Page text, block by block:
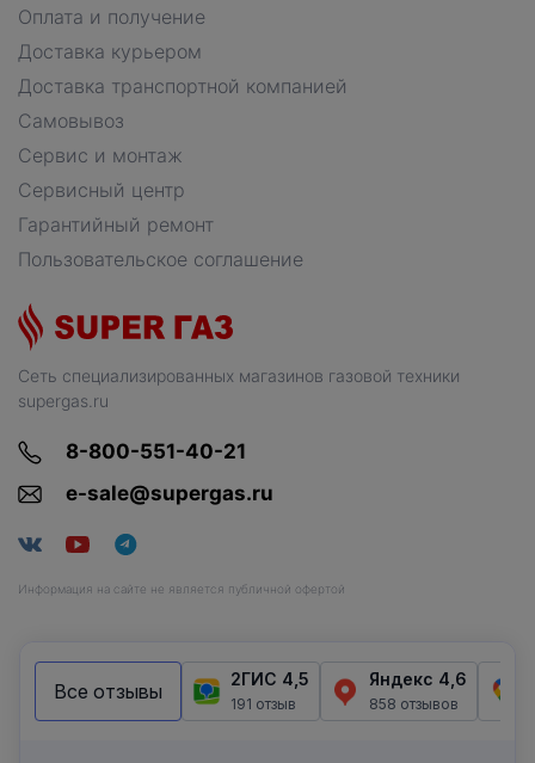
Сеть специализированных магазинов газовой техники
supergas.ru
8-800-551-40-21
e-sale@supergas.ru
Информация на сайте не является публичной офертой
Оплата и получение
Доставка курьером
Доставка транспортной компанией
Самовывоз
Сервис и монтаж
Сервисный центр
Гарантийный ремонт
Пользовательское соглашение